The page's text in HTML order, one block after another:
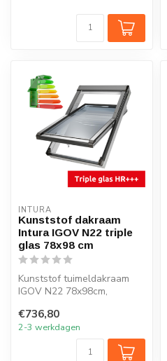
INTURA
Kunststof dakraam
Intura IGOV N22 triple
glas 78x98 cm
Kunststof tuimeldakraam
IGOV N22 78x98cm,
0,86 W/m...
€736,80
2-3 werkdagen